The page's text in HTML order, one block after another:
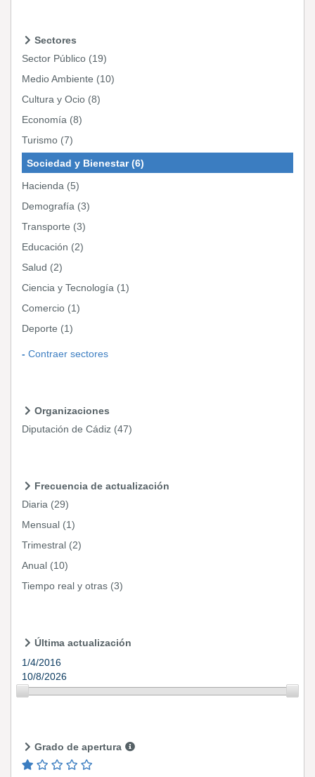
Sectores
Sector Público (19)
Medio Ambiente (10)
Cultura y Ocio (8)
Economía (8)
Turismo (7)
Sociedad y Bienestar(6)
Hacienda (5)
Demografía (3)
Transporte (3)
Educación (2)
Salud (2)
Ciencia y Tecnología (1)
Comercio (1)
Deporte (1)
Contraer sectores
Organizaciones
Diputación de Cádiz (47)
Frecuencia de actualización
Diaria (29)
Mensual (1)
Trimestral (2)
Anual (10)
Tiempo real y otras (3)
Última actualización
1/4/2016
10/8/2026
Grado de apertura